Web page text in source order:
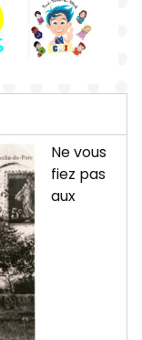
Ne vous
fiez pas
aux